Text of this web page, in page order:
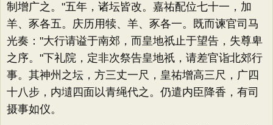
制增广之。"五年，诸坛皆改。嘉祐配位七十一，加
羊、豕各五。庆历用犊、羊、豕各一。既而谏官司马
光奏："大行请谥于南郊，而皇地祇止于望告，失尊卑
之序。"下礼院，定非次祭告皇地祇，请差官诣北郊行
事。其神州之坛，方三丈一尺，皇祐增高三尺，广四
十八步，内壝四面以青绳代之。仍遣内臣降香，有司
摄事如仪。